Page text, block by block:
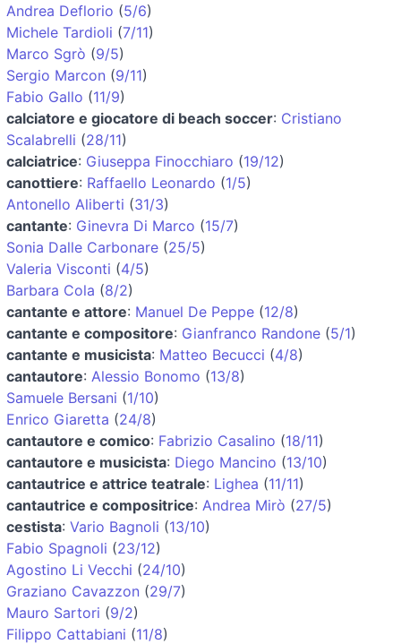
Andrea Deflorio (5/6)
Michele Tardioli (7/11)
Marco Sgrò (9/5)
Sergio Marcon (9/11)
Fabio Gallo (11/9)
calciatore e giocatore di beach soccer: Cristiano
Scalabrelli (28/11)
calciatrice: Giuseppa Finocchiaro (19/12)
canottiere: Raffaello Leonardo (1/5)
Antonello Aliberti (31/3)
cantante: Ginevra Di Marco (15/7)
Sonia Dalle Carbonare (25/5)
Valeria Visconti (4/5)
Barbara Cola (8/2)
cantante e attore: Manuel De Peppe (12/8)
cantante e compositore: Gianfranco Randone (5/1)
cantante e musicista: Matteo Becucci (4/8)
cantautore: Alessio Bonomo (13/8)
Samuele Bersani (1/10)
Enrico Giaretta (24/8)
cantautore e comico: Fabrizio Casalino (18/11)
cantautore e musicista: Diego Mancino (13/10)
cantautrice e attrice teatrale: Lighea (11/11)
cantautrice e compositrice: Andrea Mirò (27/5)
cestista: Vario Bagnoli (13/10)
Fabio Spagnoli (23/12)
Agostino Li Vecchi (24/10)
Graziano Cavazzon (29/7)
Mauro Sartori (9/2)
Filippo Cattabiani (11/8)